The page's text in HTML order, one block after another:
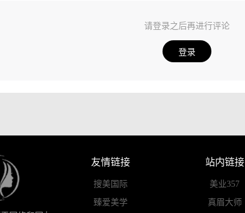
请登录之后再进行评论
登录
友情链接
搜美国际
臻爱美学
站内链接
美业357
真眉大师